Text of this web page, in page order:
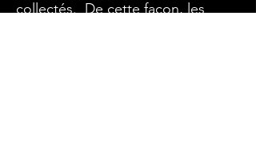
collectés. De cette façon, les